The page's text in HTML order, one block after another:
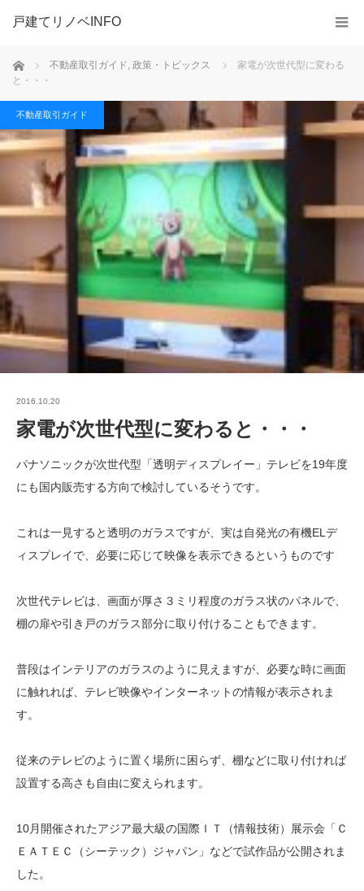
戸建てリノベINFO
ホーム 不動産取引ガイド, 政策・トピックス
家電が次世代型に変わる
と・・・
不動産取引ガイド
2016.10.20
家電が次世代型に変わると・・・
パナソニックが次世代型「透明ディスプレイー」テレビを19年度
にも国内販売する方向で検討しているそうです。
これは一見すると透明のガラスですが、実は自発光の有機ELデ
ィスプレイで、必要に応じて映像を表示できるというものです
次世代テレビは、画面が厚さ３ミリ程度のガラス状のパネルで、
棚の扉や引き戸のガラス部分に取り付けることもできます。
普段はインテリアのガラスのように見えますが、必要な時に画面
に触れれば、テレビ映像やインターネットの情報が表示されま
す。
従来のテレビのように置く場所に困らず、棚などに取り付ければ
設置する高さも自由に変えられます。
10月開催されたアジア最大級の国際ＩＴ（情報技術）展示会「Ｃ
ＥＡＴＥＣ（シーテック）ジャパン」などで試作品が公開されま
した。